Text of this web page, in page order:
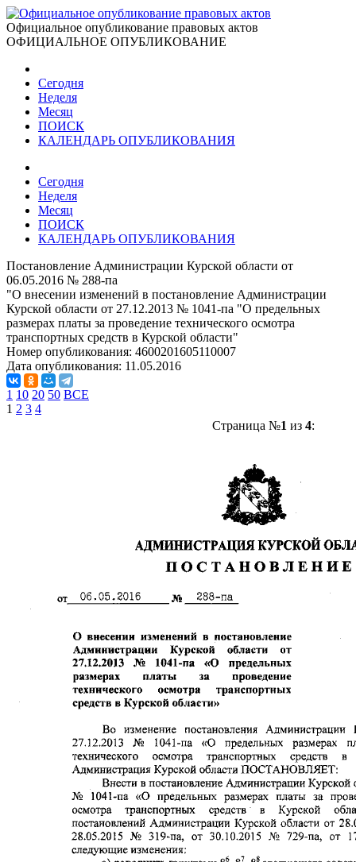
Официальное опубликование правовых актов
ОФИЦИАЛЬНОЕ ОПУБЛИКОВАНИЕ
Сегодня
Неделя
Месяц
ПОИСК
КАЛЕНДАРЬ ОПУБЛИКОВАНИЯ
Сегодня
Неделя
Месяц
ПОИСК
КАЛЕНДАРЬ ОПУБЛИКОВАНИЯ
Постановление Администрации Курской области от
06.05.2016 № 288-па
"О внесении изменений в постановление Администрации
Курской области от 27.12.2013 № 1041-па "О предельных
размерах платы за проведение технического осмотра
транспортных средств в Курской области"
Номер опубликования: 4600201605110007
Дата опубликования: 11.05.2016
1 10 20 50 ВСЕ
1 2 3 4
Страница №1 из 4: